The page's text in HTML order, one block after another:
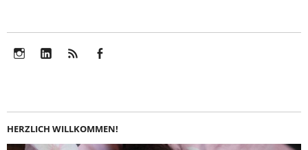
HERZLICH WILLKOMMEN!